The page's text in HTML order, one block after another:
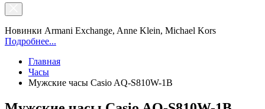
Новинки Armani Exchange, Anne Klein, Michael Kors
Подробнее...
Главная
Часы
Мужские часы Casio AQ-S810W-1B